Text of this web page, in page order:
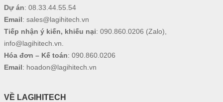
Dự án: 08.33.44.55.54
Email: sales@lagihitech.vn
Tiếp nhận ý kiến, khiếu nại: 090.860.0206 (Zalo),
info@lagihitech.vn
Hóa đơn – Kế toán: 090.860.0206
Email: hoadon@lagihitech.vn
VỀ LAGIHITECH